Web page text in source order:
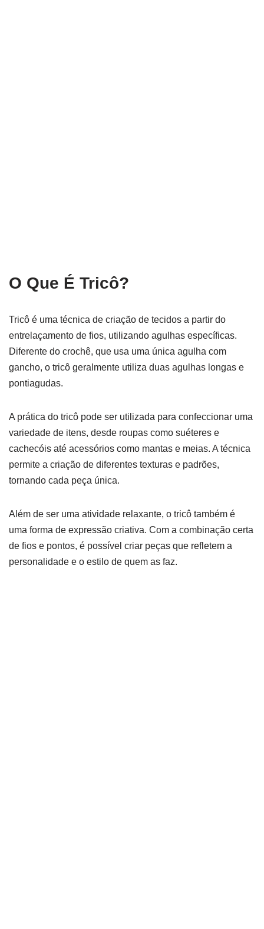
O Que É Tricô?
Tricô é uma técnica de criação de tecidos a partir do
entrelaçamento de fios, utilizando agulhas específicas.
Diferente do crochê, que usa uma única agulha com
gancho, o tricô geralmente utiliza duas agulhas longas e
pontiagudas.
A prática do tricô pode ser utilizada para confeccionar uma
variedade de itens, desde roupas como suéteres e
cachecóis até acessórios como mantas e meias. A técnica
permite a criação de diferentes texturas e padrões,
tornando cada peça única.
Além de ser uma atividade relaxante, o tricô também é
uma forma de expressão criativa. Com a combinação certa
de fios e pontos, é possível criar peças que refletem a
personalidade e o estilo de quem as faz.